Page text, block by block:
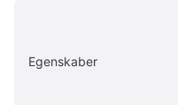
Egenskaber